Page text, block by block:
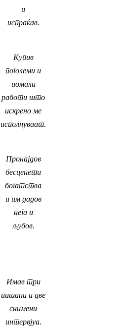
и
испраќав.
Купив
поголеми и
помали
работи што
искрено ме
исполнуваат.
Пронајдов
бесценети
богатства
и им дадов
нега и
љубов.
Имав три
пишани и две
снимени
интервјуа.